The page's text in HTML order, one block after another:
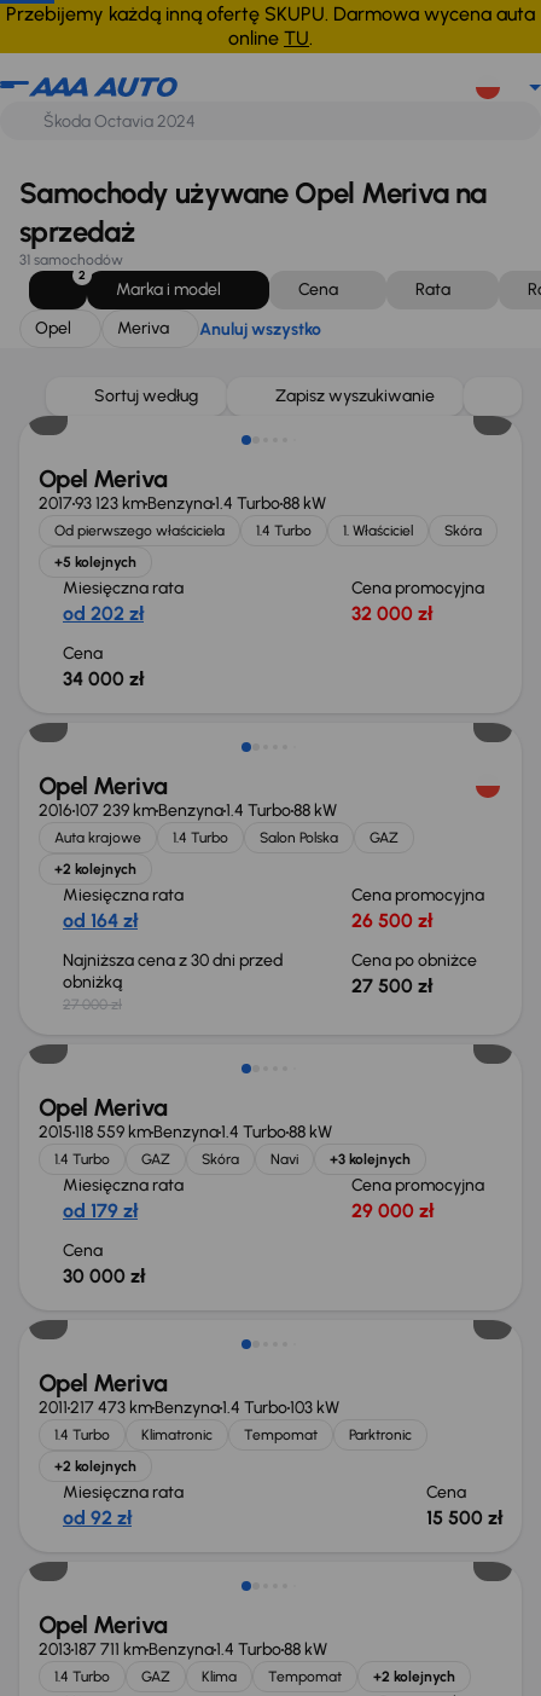
Przebijemy każdą inną ofertę SKUPU. Darmowa wycena auta
online TU.
Opel Meriva Anuluj wszystko
Samochody używane Opel Meriva na
sprzedaż
31 samochodów
2
Marka i model Cena Rata
Opel
Meriva Anuluj wszystko
Sortuj według Zapisz wyszukiwanie
Opel Meriva
201793 123 kmBenzyna1.4 Turbo88 kW
Od pierwszego właściciela 1.4 Turbo 1. Właściciel
Skóra
+5 kolejnych
Miesięczna rata
od 202 zł
Cena promocyjna
32 000 zł
Cena
34 000 zł
Opel Meriva
2016107 239 kmBenzyna1.4 Turbo88 kW
Auta krajowe 1.4 Turbo Salon Polska
GAZ
+2 kolejnych
Miesięczna rata
od 164 zł
Cena promocyjna
26 500 zł
Najniższa cena z 30 dni przed
obniżką
27 000 zł
Cena po obniżce
27 500 zł
Opel Meriva
2015118 559 kmBenzyna1.4 Turbo88 kW
1.4 Turbo GAZ Skóra Navi +3 kolejnych
Miesięczna rata
od 179 zł
Cena promocyjna
29 000 zł
Cena
30 000 zł
Opel Meriva
2011217 473 kmBenzyna1.4 Turbo103 kW
1.4 Turbo Klimatronic Tempomat
Parktronic
+2 kolejnych
Miesięczna rata
od 92 zł
Cena
15 500 zł
Taniej o 1 000 zł
Opel Meriva
2013187 711 kmBenzyna1.4 Turbo88 kW
1.4 Turbo GAZ Klima Tempomat +2 kolejnych